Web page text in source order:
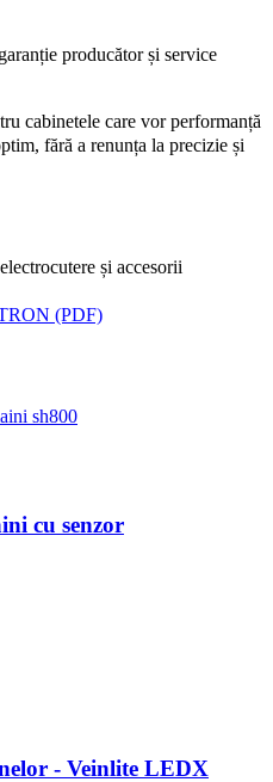
producător și service
cabinetele care vor performanță
fără a renunța la precizie și
și accesorii
(PDF)
cu senzor
- Veinlite LEDX